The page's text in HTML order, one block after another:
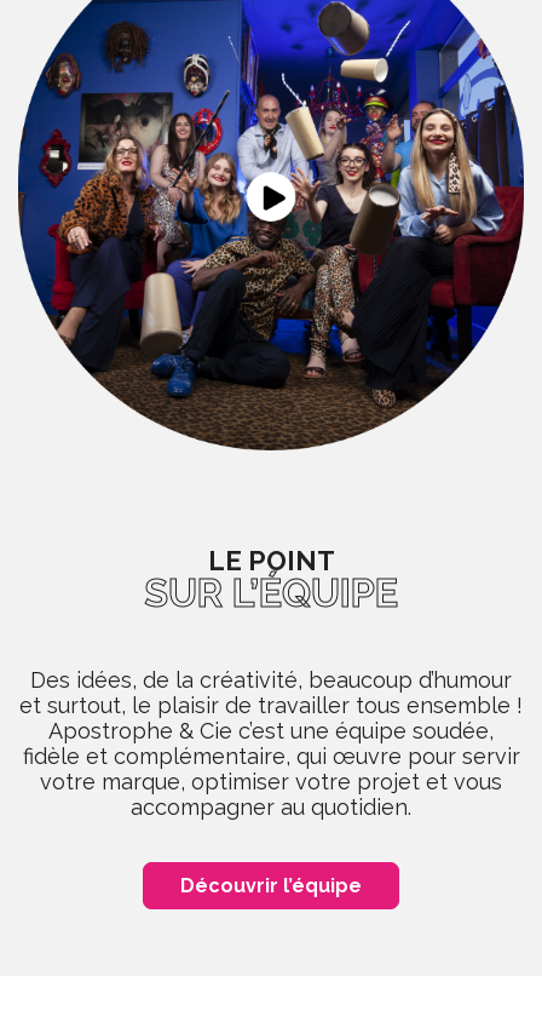
LE POINT
SUR L’ÉQUIPE
Des idées, de la créativité, beaucoup d’humour
et surtout, le plaisir de travailler tous ensemble !
Apostrophe & Cie c’est une équipe soudée,
fidèle et complémentaire, qui œuvre pour servir
votre marque, optimiser votre projet et vous
accompagner au quotidien.
Découvrir l’équipe